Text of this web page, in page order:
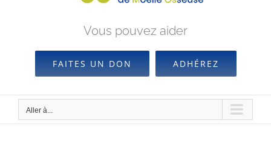
Vous pouvez aider
FAITES UN DON ADHÉREZ
Aller à...